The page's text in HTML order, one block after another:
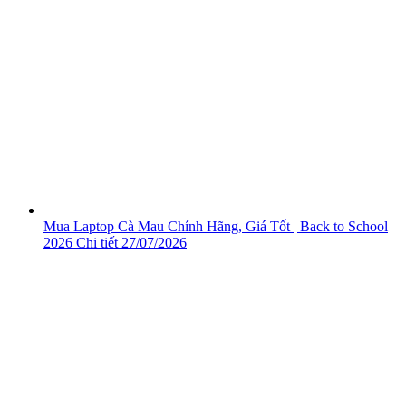
Mua Laptop Cà Mau Chính Hãng, Giá Tốt | Back to School
2026 Chi tiết 27/07/2026